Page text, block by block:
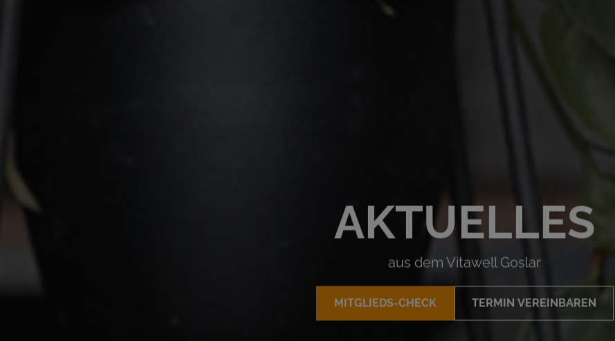
AKTUELLES
aus dem Vitawell Goslar
MITGLIEDS-CHECK TERMIN VEREINBAREN